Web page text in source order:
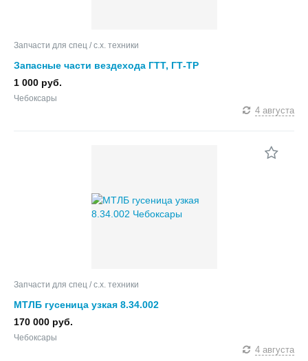
Запчасти для спец / с.х. техники
Запасные части вездехода ГТТ, ГТ-ТР
1 000 руб.
Чебоксары
4 августа
Запчасти для спец / с.х. техники
МТЛБ гусеница узкая 8.34.002
170 000 руб.
Чебоксары
4 августа